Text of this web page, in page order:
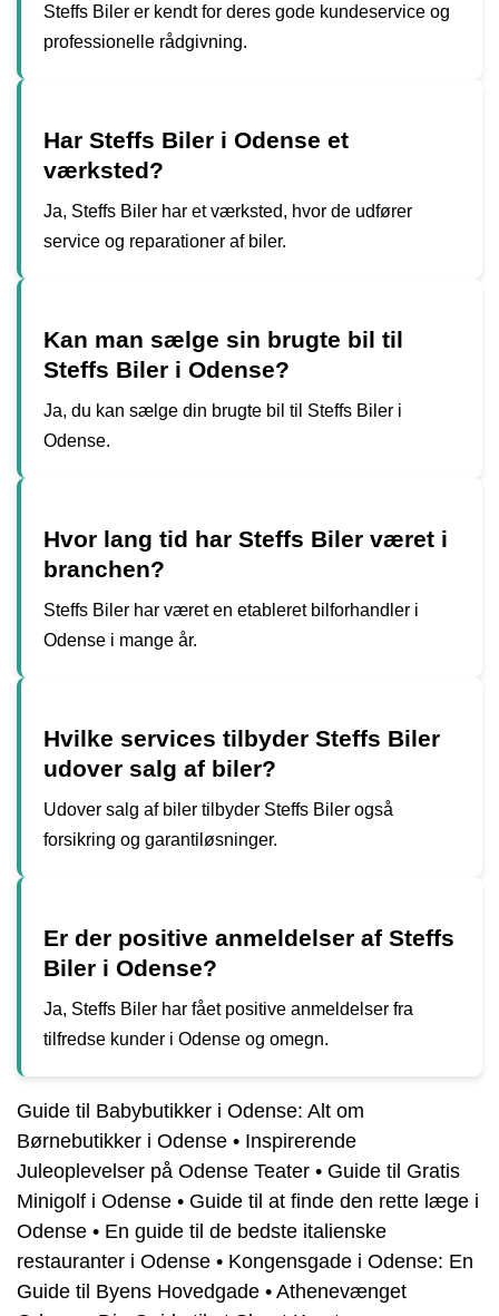
Steffs Biler er kendt for deres gode kundeservice og
professionelle rådgivning.
Har Steffs Biler i Odense et
værksted?
Ja, Steffs Biler har et værksted, hvor de udfører
service og reparationer af biler.
Kan man sælge sin brugte bil til
Steffs Biler i Odense?
Ja, du kan sælge din brugte bil til Steffs Biler i
Odense.
Hvor lang tid har Steffs Biler været i
branchen?
Steffs Biler har været en etableret bilforhandler i
Odense i mange år.
Hvilke services tilbyder Steffs Biler
udover salg af biler?
Udover salg af biler tilbyder Steffs Biler også
forsikring og garantiløsninger.
Er der positive anmeldelser af Steffs
Biler i Odense?
Ja, Steffs Biler har fået positive anmeldelser fra
tilfredse kunder i Odense og omegn.
Guide til Babybutikker i Odense: Alt om
Børnebutikker i Odense • Inspirerende
Juleoplevelser på Odense Teater • Guide til Gratis
Minigolf i Odense • Guide til at finde den rette læge i
Odense • En guide til de bedste italienske
restauranter i Odense • Kongensgade i Odense: En
Guide til Byens Hovedgade • Athenevænget